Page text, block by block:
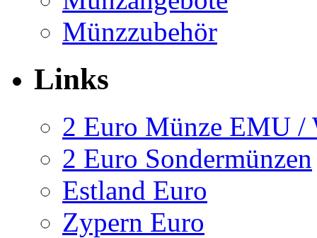
Münzzubehör
Links
2 Euro Münze EMU /
2 Euro Sondermünzen
Estland Euro
Zypern Euro